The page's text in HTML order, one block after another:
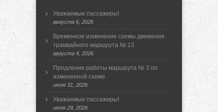
Уважаемые пассажиры!
августа 6, 2026
Временное изменение схемы движения
трамвайного маршрута № 13
августа 4, 2026
Продление работы маршрута № 3 по
измененной схеме
июля 31, 2026
Уважаемые пассажиры!
июля 29, 2026